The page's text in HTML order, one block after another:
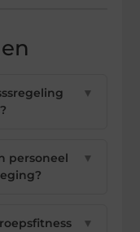
▼
personeel
▼
▼